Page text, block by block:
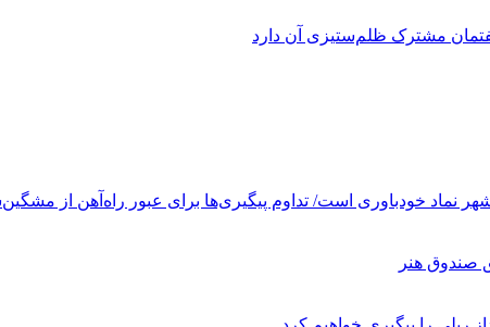
مشترک ظلم‌ستیزی آن دارد
نماد خودباوری است/ تداوم پیگیری‌ها برای عبور راه‌آهن از